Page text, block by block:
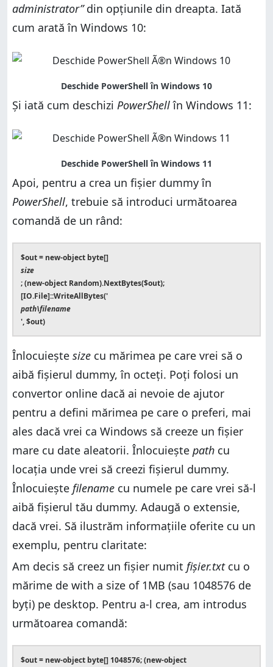
administrator”din opțiunile din dreapta. Iată
cum arată în Windows 10:
Și iată cum deschizi PowerShellîn Windows 11:
Apoi, pentru a crea un fișier dummy în
PowerShell, trebuie să introduci următoarea
comandă de un rând:
$out = new-object byte[]
size
; (new-object Random).NextBytes($out);
[IO.File]::WriteAllBytes('
path\filename
', $out)
Înlocuiește size cu mărimea pe care vrei să o
aibă fișierul dummy, în octeți. Poți folosi un
convertor online dacă ai nevoie de ajutor
pentru a defini mărimea pe care o preferi, mai
ales dacă vrei ca Windows să creeze un fișier
mare cu date aleatorii. Înlocuiește path cu
locația unde vrei să creezi fișierul dummy.
Înlocuiește filename cu numele pe care vrei să-l
aibă fișierul tău dummy. Adaugă o extensie,
dacă vrei. Să ilustrăm informațiile oferite cu un
exemplu, pentru claritate:
Am decis să creez un fișier numit fișier.txtcu o
mărime de with a size of 1MB (sau 1048576 de
byți) pe desktop. Pentru a-l crea, am introdus
următoarea comandă:
$out = new-object byte[] 1048576; (new-object